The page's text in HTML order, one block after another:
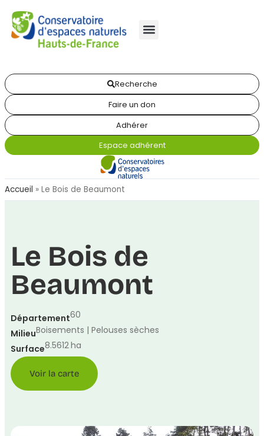
Recherche
Faire un don
Adhérer
Espace adhérent
Accueil » Le Bois de Beaumont
Le Bois de
Beaumont
Département60
MilieuBoisements | Pelouses sèches
Surface8.5612ha
Voir la carte